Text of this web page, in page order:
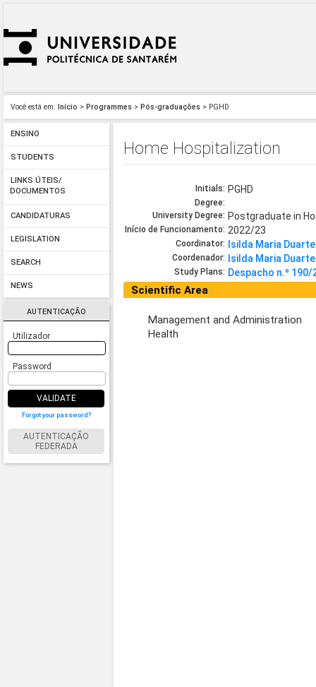
Você está em: Início > Programmes > Pós-graduações > PGHD
ENSINO
STUDENTS
LINKS ÚTEIS/
DOCUMENTOS
CANDIDATURAS
LEGISLATION
SEARCH
NEWS
AUTENTICAÇÃO
Utilizador
Password
VALIDATE
Forgot your password?
AUTENTICAÇÃO
FEDERADA
Home Hospitalization
Initials: PGHD
Degree:
University Degree: Postgraduate in
Início de Funcionamento: 2022/23
Coordinator: Isilda Maria
Coordenador: Isilda Maria
Study Plans: Despacho n.º
Scientific Area
Management and Administration
Health